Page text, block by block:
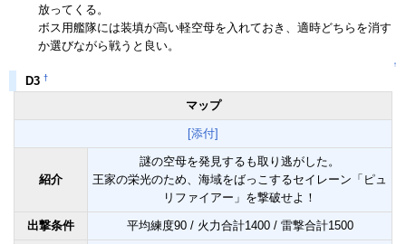
放ってくる。
ボス用艦隊には装填が高い軽空母を入れておき、適時どちらを消す
か選びながら戦うと良い。
↑
D3 †
マップ
[添付]
紹介
謎の空母を発見するも取り逃がした。
王家の栄光のため、海域をばっこするセイレーン「ピュ
リファイアー」を撃破せよ！
出撃条件 平均練度90 / 火力合計1400 / 雷撃合計1500